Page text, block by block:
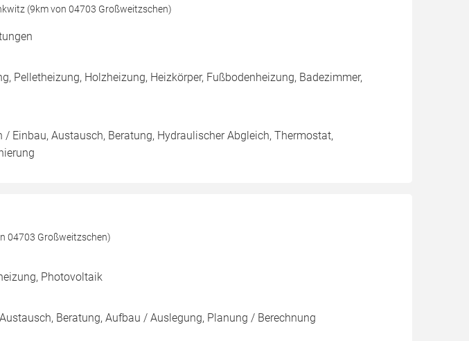
(9km von 04703 Großweitzschen)
Pelletheizung, Holzheizung, Heizkörper, Fußbodenheizung, Badezimmer,
Einbau, Austausch, Beratung, Hydraulischer Abgleich, Thermostat,
04703 Großweitzschen)
Photovoltaik
Beratung, Aufbau / Auslegung, Planung / Berechnung